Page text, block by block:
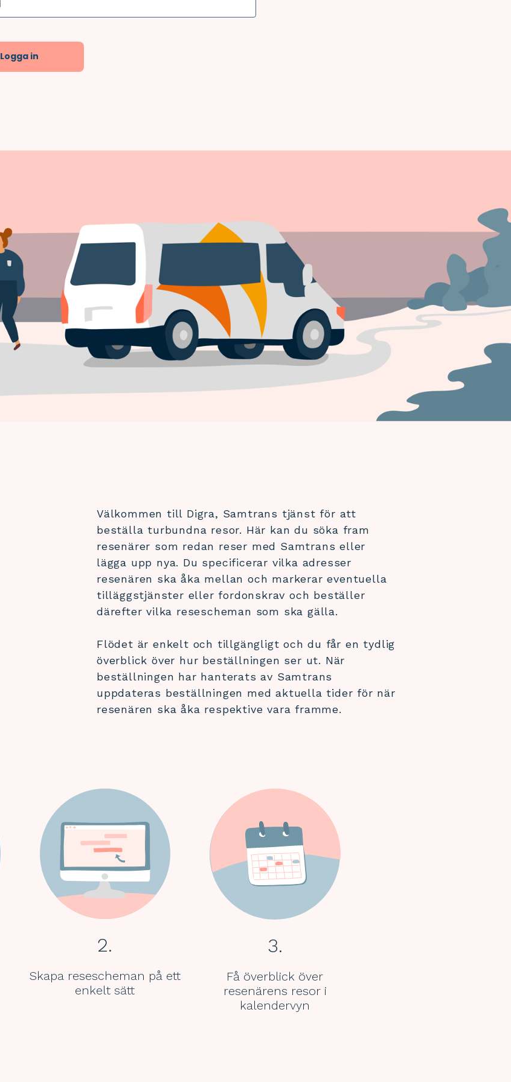
Logga in
Välkommen till Digra, Samtrans tjänst för att
beställa turbundna resor. Här kan du söka fram
resenärer som redan reser med Samtrans eller
lägga upp nya. Du specificerar vilka adresser
resenären ska åka mellan och markerar eventuella
tilläggstjänster eller fordonskrav och beställer
därefter vilka resescheman som ska gälla.
Flödet är enkelt och tillgängligt och du får en tydlig
överblick över hur beställningen ser ut. När
beställningen har hanterats av Samtrans
uppdateras beställningen med aktuella tider för när
resenären ska åka respektive vara framme.
2.
Skapa resescheman på ett
enkelt sätt
3.
Få överblick över
resenärens resor i
kalendervyn